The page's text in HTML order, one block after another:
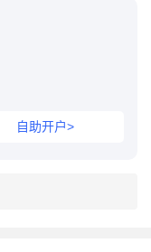
自助开户>